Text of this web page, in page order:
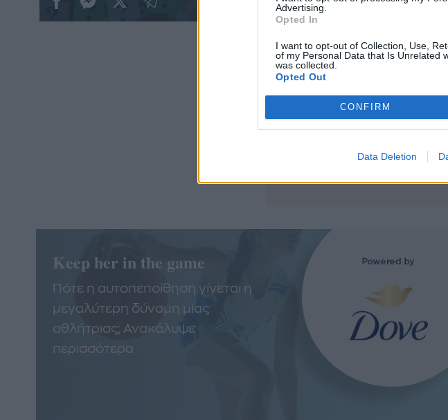
Advertising.
Opted In
I want to opt-out of Collection, Use,
of my Personal Data that Is Unrelated
was collected.
Opted Out
CONFIRM
Data Deletion
Δείτε τη νέα τεχνική στην
Keep her in the game
Πότε η αυτοπεποίθηση γίνεται η
μεγαλύτερη δύναμη μίας
αθλήτριας; Ανακάλυψε
περισσότερα